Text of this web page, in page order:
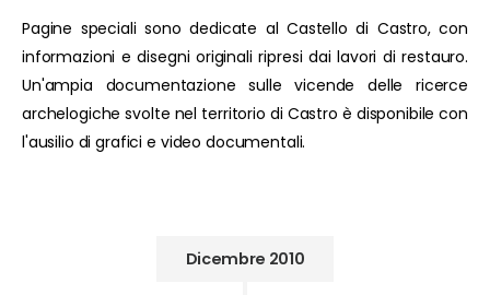
Pagine speciali sono dedicate al Castello di Castro, con
informazioni e disegni originali ripresi dai lavori di restauro.
Un'ampia documentazione sulle vicende delle ricerce
archelogiche svolte nel territorio di Castro è disponibile con
l'ausilio di grafici e video documentali.
Dicembre 2010